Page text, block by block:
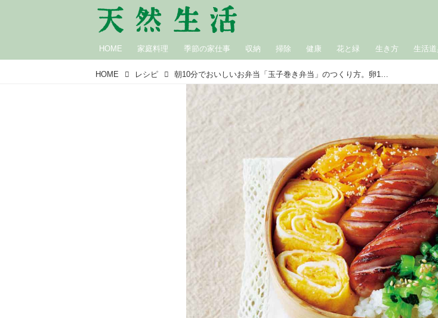
HOME 家庭料理 季節の家仕事 収納 掃除 健康 花と緑 生き方 生活道
HOME レシピ 朝10分でおいしいお弁当「玉子巻き弁当」のつくり方。卵1個、フライパンひとつで簡単調理／料理家・瀬尾幸子さん